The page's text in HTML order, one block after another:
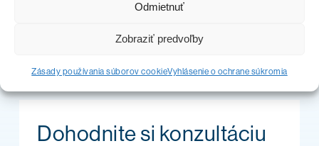
Odmietnuť
Zobraziť predvoľby
Zásady používania súborov cookieVyhlásenie o ochrane súkromia
Dohodnite si konzultáciu